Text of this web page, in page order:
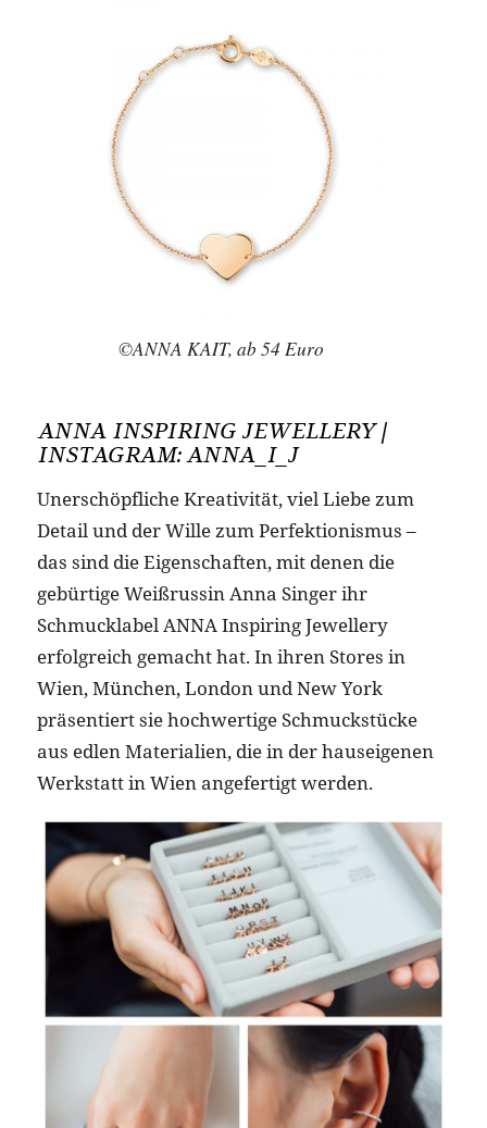
©ANNA KAIT, ab 54 Euro
ANNA INSPIRING JEWELLERY |
INSTAGRAM:ANNA_I_J
Unerschöpfliche Kreativität, viel Liebe zum
Detail und der Wille zum Perfektionismus –
das sind die Eigenschaften, mit denen die
gebürtige Weißrussin Anna Singer ihr
Schmucklabel ANNA Inspiring Jewellery
erfolgreich gemacht hat. In ihren Stores in
Wien, München, London und New York
präsentiert sie hochwertige Schmuckstücke
aus edlen Materialien, die in der hauseigenen
Werkstatt in Wien angefertigt werden.